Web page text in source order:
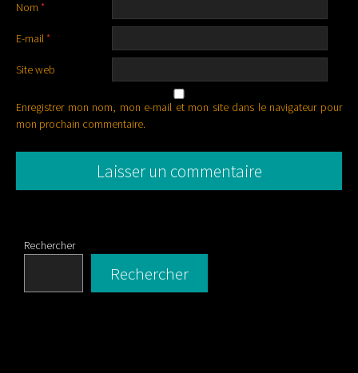
Nom *
E-mail*
Site web
Enregistrer mon nom, mon e-mail et mon site dans le navigateur pour
mon prochain commentaire.
Rechercher
Rechercher